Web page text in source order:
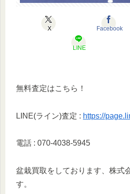
X Facebook
LINE
無料査定はこちら！
LINE(ライン)査定 : https://
電話 : 070-4038-5945
盆栽買取をしております、株式
す。